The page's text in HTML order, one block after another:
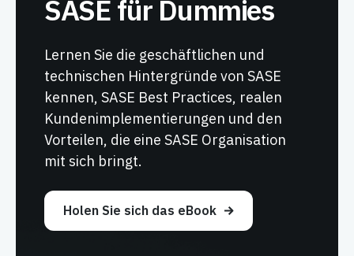
SASE für Dummies
Lernen Sie die geschäftlichen und
technischen Hintergründe von SASE
kennen, SASE Best Practices, realen
Kundenimplementierungen und den
Vorteilen, die eine SASE Organisation
mit sich bringt.
Holen Sie sich das eBook